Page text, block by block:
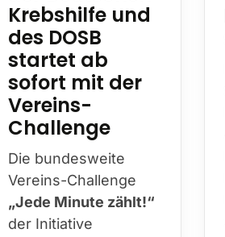
Krebshilfe und
des DOSB
startet ab
sofort mit der
Vereins-
Challenge
Die bundesweite
Vereins-Challenge
„Jede Minute zählt!“
der Initiative